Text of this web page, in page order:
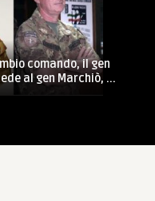
comando, il gen
al gen Marchiò, ...